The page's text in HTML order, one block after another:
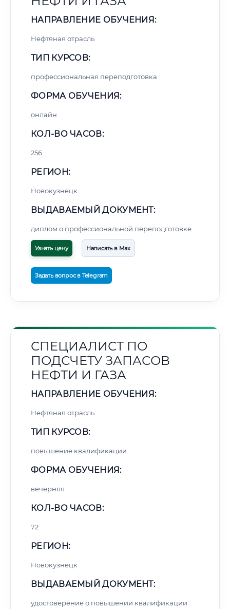
НАПРАВЛЕНИЕ ОБУЧЕНИЯ:
Нефтяная отрасль
ТИП КУРСОВ:
профессиональная переподготовка
ФОРМА ОБУЧЕНИЯ:
онлайн
КОЛ-ВО ЧАСОВ:
256
РЕГИОН:
Новокузнецк
ВЫДАВАЕМЫЙ ДОКУМЕНТ:
диплом о профессиональной переподготовке
Узнать цену Написать в Max
Задать вопрос в Telegram
СПЕЦИАЛИСТ ПО
ПОДСЧЕТУ ЗАПАСОВ
НЕФТИ И ГАЗА
НАПРАВЛЕНИЕ ОБУЧЕНИЯ:
Нефтяная отрасль
ТИП КУРСОВ:
повышение квалификации
ФОРМА ОБУЧЕНИЯ:
вечерняя
КОЛ-ВО ЧАСОВ:
72
РЕГИОН:
Новокузнецк
ВЫДАВАЕМЫЙ ДОКУМЕНТ:
удостоверение о повышении квалификации